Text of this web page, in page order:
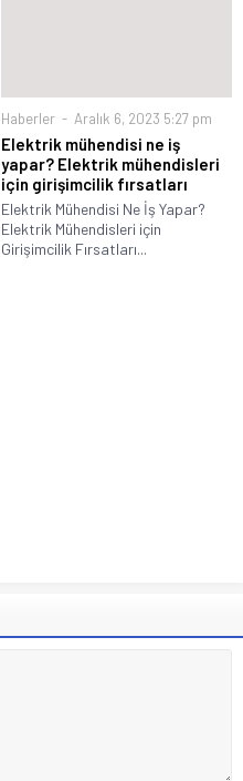
Haberler Aralık 6, 2023 5:27 pm
Elektrik mühendisi ne iş
yapar? Elektrik mühendisleri
için girişimcilik fırsatları
Elektrik Mühendisi Ne İş Yapar?
Elektrik Mühendisleri için
Girişimcilik Fırsatları...